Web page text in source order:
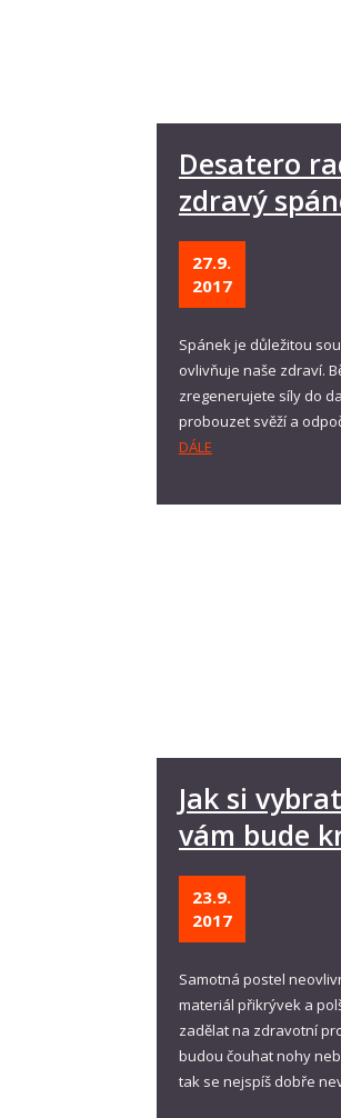
Desatero
zdravý
27.9.
2017
Spánek je důležitou
ovlivňuje naše zdraví.
zregenerujete síly do
probouzet svěží a
DÁLE
Jak si
vám bude
23.9.
2017
Samotná postel
materiál přikrývek a
zadělat na zdravotní
budou čouhat nohy
tak se nejspíš dobře